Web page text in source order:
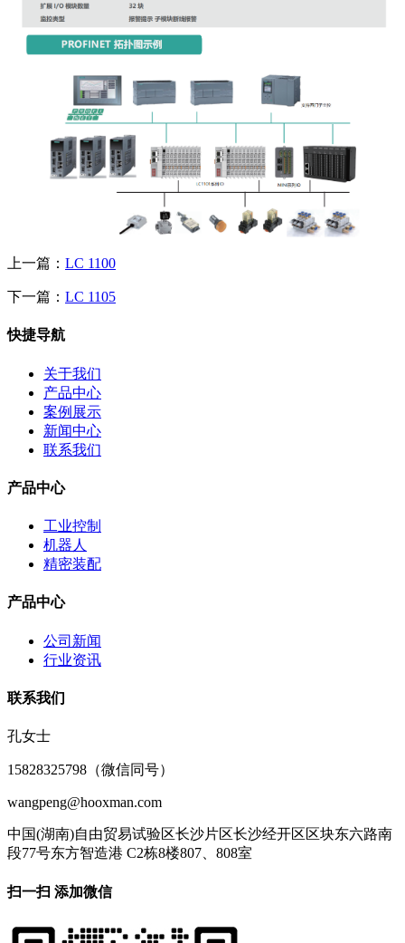
上一篇： LC 1100
下一篇： LC 1105
快捷导航
关于我们
产品中心
案例展示
新闻中心
联系我们
产品中心
工业控制
机器人
精密装配
产品中心
公司新闻
行业资讯
联系我们
孔女士
15828325798（微信同号）
wangpeng@hooxman.com
中国(湖南)自由贸易试验区长沙片区长沙经开区区块东六路南
段77号东方智造港 C2栋8楼807、808室
扫一扫 添加微信